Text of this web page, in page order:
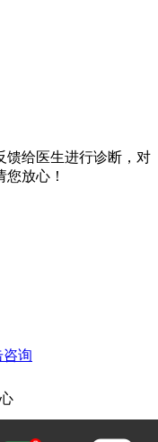
馈给医生进行诊断，对
放心！
咨询